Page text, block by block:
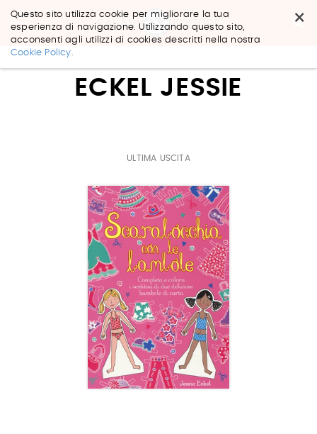
×
Questo sito utilizza cookie per migliorare la tua
esperienza di navigazione. Utilizzando questo sito,
acconsenti agli utilizzi di cookies descritti nella nostra
Cookie Policy.
Salta
ECKEL JESSIE
ULTIMA USCITA